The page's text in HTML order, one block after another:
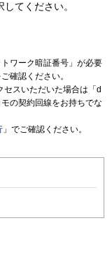
てください。
ワーク暗証番号」が必要
ご確認ください。
スいただいた場合は「d
の契約回線をお持ちでな
」でご確認ください。